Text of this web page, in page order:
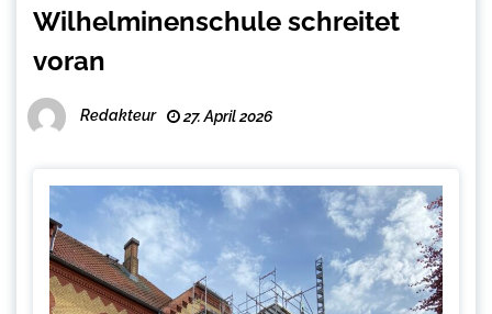
Wilhelminenschule schreitet
voran
Redakteur 27. April 2026